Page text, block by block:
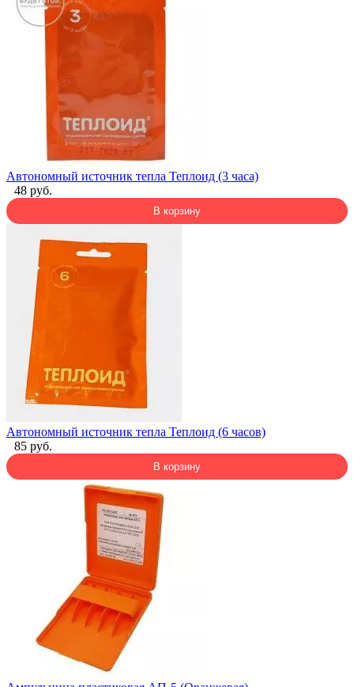
Автономный источник тепла Теплоид (3 часа)
48 руб.
В корзину
Автономный источник тепла Теплоид (6 часов)
85 руб.
В корзину